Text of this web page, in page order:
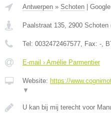
Antwerpen » Schoten
Paalstraat 135 2900 Schoten
Tel: 0032472467577 , Fax: - ,
E-mail › Amélie Parmentier
Website: https://
▼
U kan bij mij terecht voor